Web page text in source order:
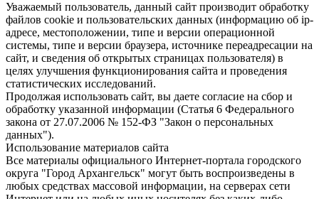
Уважаемый пользователь, данный сайт производит обработку
файлов cookie и пользовательских данных (информацию об ip-
адресе, местоположении, типе и версии операционной
системы, типе и версии браузера, источнике переадресации на
сайт, и сведения об открытых страницах пользователя) в
целях улучшения функционирования сайта и проведения
статистических исследований.
Продолжая использовать сайт, вы даете согласие на сбор и
обработку указанной информации (Статья 6 Федерального
закона от 27.07.2006 № 152-ФЗ "Закон о персональных
данных").
Использование материалов сайта
Все материалы официального Интернет-портала городского
округа "Город Архангельск" могут быть воспроизведены в
любых средствах массовой информации, на серверах сети